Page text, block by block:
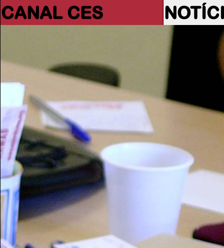
CANAL CES